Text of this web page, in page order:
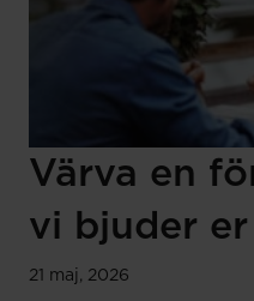
Värva en
vi bjuder
21 maj, 2026